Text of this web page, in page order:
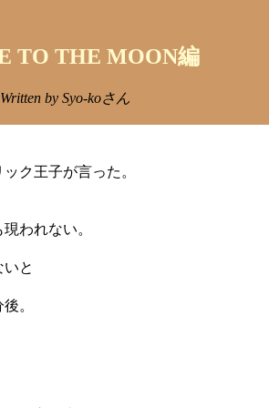
TO THE MOON編
Written by Syo-koさん
ク王子が言った。
われない。
と
。